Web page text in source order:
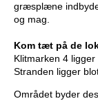
græsplæne
og mag.
Kom tæt på de
Klitmarken 4
Stranden ligger
Området byder